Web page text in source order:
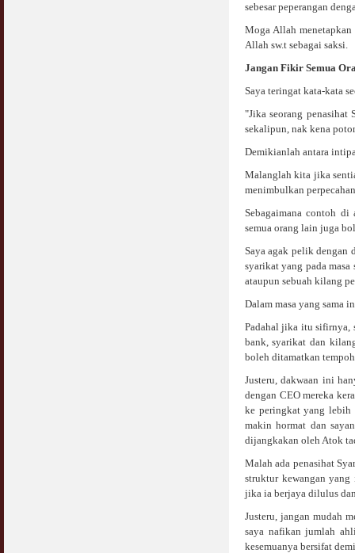
sebesar peperangan
Moga Allah
Allah sw.t sebagai saksi.
Jangan Fikir Semua
Saya teringat kata-kata
"Jika seorang
sekalipun, nak kena
Demikianlah antara
Malanglah kita jika
menimbulkan
Sebagaimana contoh
semua orang lain juga
Saya agak pelik dengan
syarikat yang pada
ataupun sebuah kilang
Dalam masa yang sama
Padahal jika itu sifirnya,
bank, syarikat dan
boleh ditamatkan
Justeru, dakwaan ini
dengan CEO mereka
ke peringkat yang lebih
makin hormat dan
dijangkakan oleh Atok
Malah ada penasihat
struktur kewangan
jika ia berjaya dilulus
Justeru, jangan mudah
saya nafikan jumlah
kesemuanya bersifat